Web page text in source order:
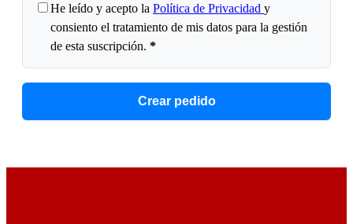
He leído y acepto la Política de Privacidad y
consiento el tratamiento de mis datos para la gestión
de esta suscripción. *
Crear pedido